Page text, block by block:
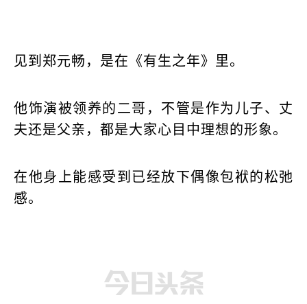
见到郑元畅，是在《有生之年》里。
他饰演被领养的二哥，不管是作为儿子、丈
夫还是父亲，都是大家心目中理想的形象。
在他身上能感受到已经放下偶像包袱的松弛
感。